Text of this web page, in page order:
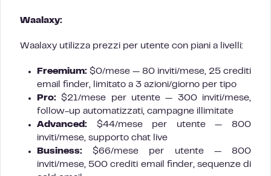
Waalaxy:
Waalaxy utilizza prezzi per utente con piani a livelli:
Freemium: $0/mese — 80 inviti/mese, 25 crediti
email finder, limitato a 3 azioni/giorno per tipo
Pro: $21/mese per utente — 300 inviti/mese,
follow-up automatizzati, campagne illimitate
Advanced: $44/mese per utente — 800
inviti/mese, supporto chat live
Business: $66/mese per utente — 800
inviti/mese, 500 crediti email finder, sequenze di